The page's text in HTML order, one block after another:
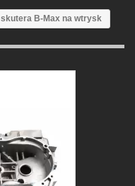
B-Max na wtrysk